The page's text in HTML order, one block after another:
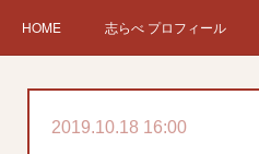
HOME 志らべ プロフィール
チケット予約 Instagram
2019.10.18 16:00